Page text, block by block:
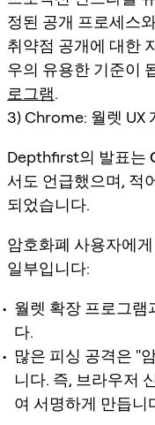
정된 공개 프로세스
취약점 공개에 대한
우의 유용한 기준이
로그램.
3) Chrome: 월렛 UX
Depthfirst의 발표는
서도 언급했으며, 적
되었습니다.
암호화폐 사용자에
일부입니다:
월렛 확장 프로그램
다.
많은 피싱 공격은 "
니다. 즉, 브라우저
여 서명하게 만듭니